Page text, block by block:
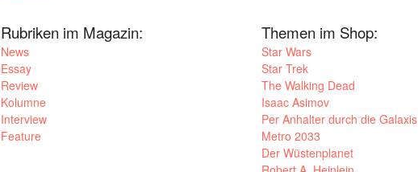
Rubriken im Magazin:
News
Essay
Review
Kolumne
Interview
Feature
Themen im Shop:
Star Wars
Star Trek
The Walking Dead
Isaac Asimov
Per Anhalter durch die Galaxis
Metro 2033
Der Wüstenplanet